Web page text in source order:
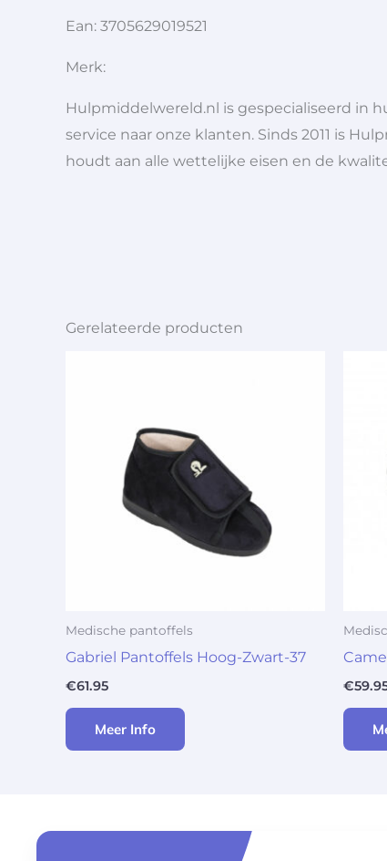
Ean: 3705629019521
Merk:
Hulpmiddelwereld.nl is gespecialiseerd in
service naar onze klanten. Sinds 2011 is
houdt aan alle wettelijke eisen en de
Gerelateerde producten
Medische pantoffels
Gabriel Pantoffels Hoog-Zwart-37
€61.95
Meer Info
€